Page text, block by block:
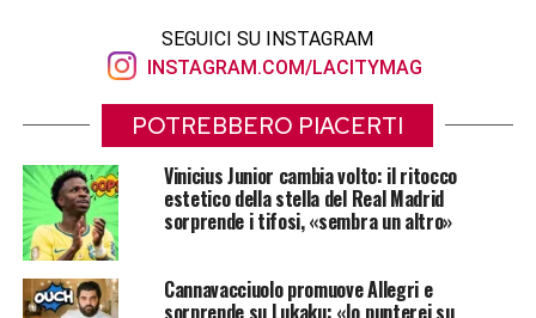
SEGUICI SU INSTAGRAM
INSTAGRAM.COM/LACITYMAG
POTREBBERO PIACERTI
Vinicius Junior cambia volto: il ritocco
estetico della stella del Real Madrid
sorprende i tifosi, «sembra un altro»
Cannavacciuolo promuove Allegri e